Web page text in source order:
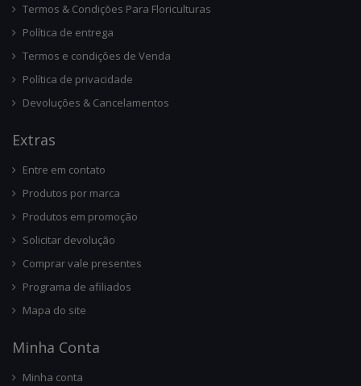
Termos & Condições Para Floriculturas
Política de entrega
Termos e condições de Venda
Política de privacidade
Devoluções & Cancelamentos
ExtRas
Entre em contato
Produtos por marca
Produtos em promoção
Solicitar devolução
Comprar vale presentes
Programa de afiliados
Mapa do site
Minha Conta
Minha conta